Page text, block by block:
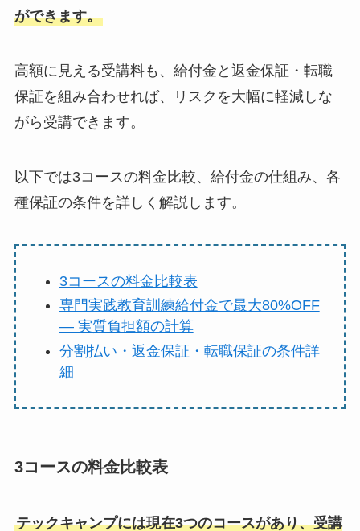
ができます。
高額に見える受講料も、給付金と返金保証・転職
保証を組み合わせれば、リスクを大幅に軽減しな
がら受講できます。
以下では3コースの料金比較、給付金の仕組み、各
種保証の条件を詳しく解説します。
3コースの料金比較表
専門実践教育訓練給付金で最大80%OFF
— 実質負担額の計算
分割払い・返金保証・転職保証の条件詳
細
3コースの料金比較表
テックキャンプには現在3つのコースがあり、受講